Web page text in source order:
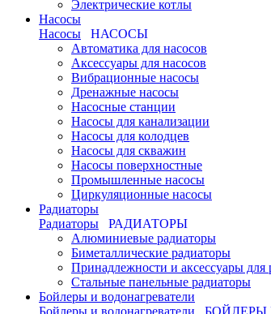
Электрические котлы
Насосы
Насосы
НАСОСЫ
Автоматика для насосов
Аксессуары для насосов
Вибрационные насосы
Дренажные насосы
Насосные станции
Насосы для канализации
Насосы для колодцев
Насосы для скважин
Насосы поверхностные
Промышленные насосы
Циркуляционные насосы
Радиаторы
Радиаторы
РАДИАТОРЫ
Алюминиевые радиаторы
Биметаллические радиаторы
Принадлежности и аксессуары для
Стальные панельные радиаторы
Бойлеры и водонагреватели
Бойлеры и водонагреватели
БОЙЛЕРЫ